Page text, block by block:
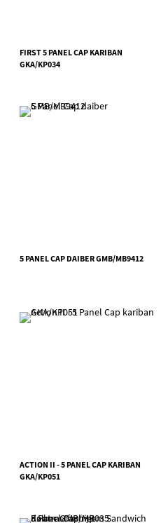
FIRST 5 PANEL CAP KARIBAN
GKA/KP034
5 PANEL CAP DAIBER GMB/MB9412
ACTION II - 5 PANEL CAP KARIBAN
GKA/KP051